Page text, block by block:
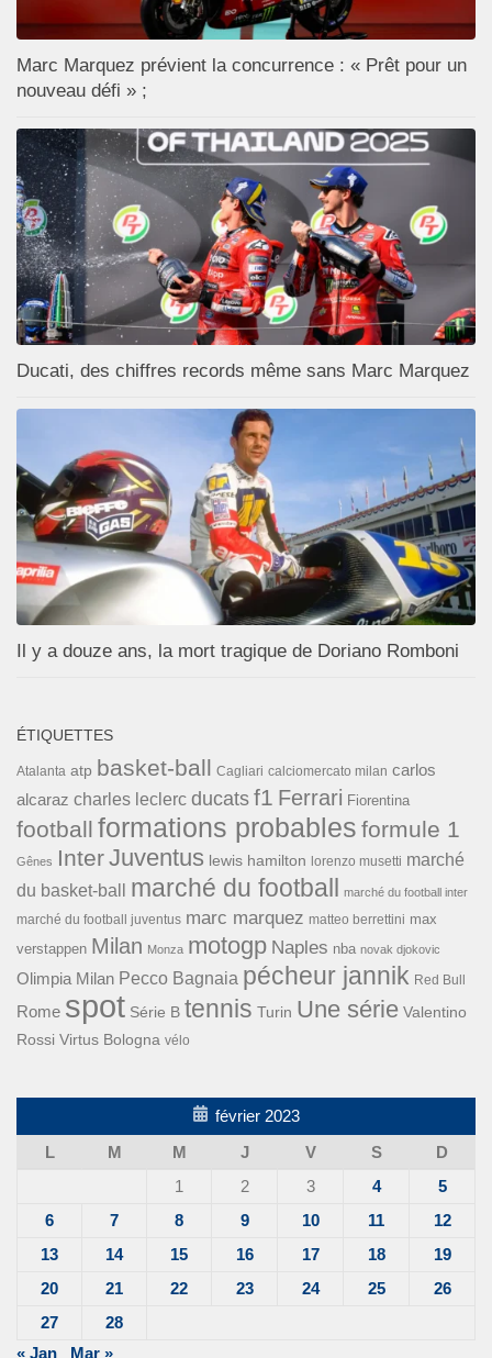
Marc Marquez prévient la concurrence : « Prêt pour un
nouveau défi » ;
Ducati, des chiffres records même sans Marc Marquez
Il y a douze ans, la mort tragique de Doriano Romboni
ÉTIQUETTES
Atalanta atp basket-ball Cagliari calciomercato milan carlos
alcaraz charles leclerc ducats f1 Ferrari Fiorentina
football formations probables formule 1
Gênes InterJuventus lewis hamilton lorenzo musetti marché
du basket-ball
marché du football marché du football inter
marché du football juventus marc marquez matteo berrettini max
verstappen Milan Monza motogp Naples nba novak djokovic
Olimpia Milan Pecco Bagnaia pécheur jannik Red Bull
Rome spot Série B tennis Turin Une série Valentino
Rossi Virtus Bologna vélo
février 2023
L
M M J V S
D
1
2 3 4
5
6
7 8 9 10 11
12
13
14 15 16 17 18
19
20
21 22 23 24 25
26
27
28
« Jan
Mar »